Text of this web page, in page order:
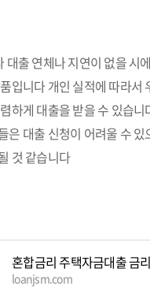
대출 연체나 지연이 없을 시
입니다 개인 실적에 따라서
하게 대출을 받을 수 있습니
은 대출 신청이 어려울 수
것 같습니다
loanjsm.com